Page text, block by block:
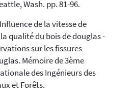
Wash. pp. 81-96.
de la vitesse de
qualité du bois de douglas -
sur les fissures
Mémoire de 3ème
des Ingénieurs des
et Forêts.